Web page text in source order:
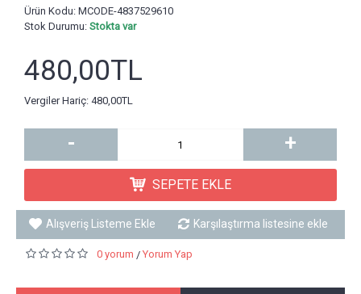
Ürün Kodu: MCODE-4837529610
Stok Durumu: Stokta var
480,00TL
Vergiler Hariç: 480,00TL
- +
SEPETE EKLE
Alışveriş Listeme Ekle Karşılaştırma listesine ekle
0 yorum / Yorum Yap